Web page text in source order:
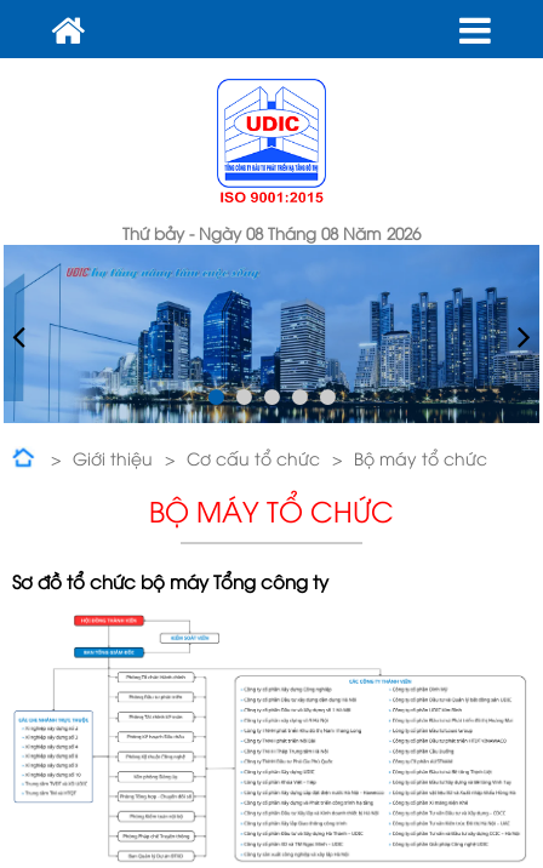
Thứ bảy - Ngày 08 Tháng 08 Năm 2026
Giới thiệu Cơ cấu tổ chức Bộ máy tổ chức
BỘ MÁY TỔ CHỨC
Sơ đồ tổ chức bộ máy Tổng công ty